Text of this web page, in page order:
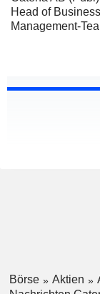
Head of
Management-
Börse Aktien